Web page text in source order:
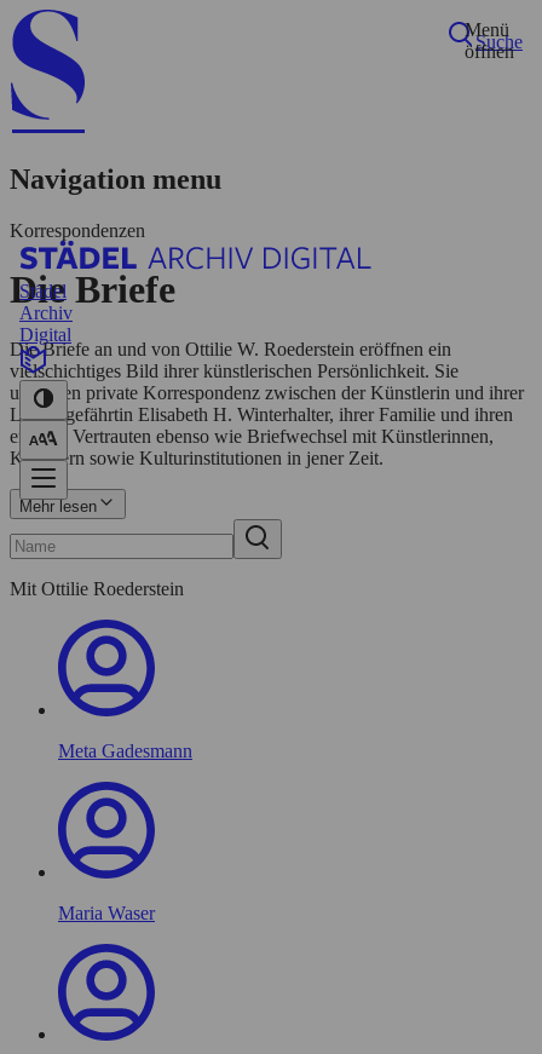
Navigation menu
Menü
öffnen
Städel
Archiv
Digital
Startseite
Biografie
Netzwerk
Personen
Korrespondenzen
Ausstellungen
Suche
Korrespondenzen
Die Briefe
Die Briefe an und von Ottilie W. Roederstein eröffnen ein
vielschichtiges Bild ihrer künstlerischen Persönlichkeit. Sie
umfassen private Korrespondenz zwischen der Künstlerin und ihrer
Lebensgefährtin Elisabeth H. Winterhalter, ihrer Familie und ihren
engsten Vertrauten ebenso wie Briefwechsel mit Künstlerinnen,
Künstlern sowie Kulturinstitutionen in jener Zeit.
Mehr lesen
Mit Ottilie Roederstein
Meta Gadesmann
Maria Waser